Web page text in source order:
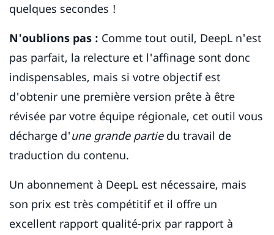
quelques secondes !
N'oublions pas : Comme tout outil, DeepL n'est
pas parfait, la relecture et l'affinage sont donc
indispensables, mais si votre objectif est
d'obtenir une première version prête à être
révisée par votre équipe régionale, cet outil vous
décharge d'une grande partiedu travail de
traduction du contenu.
Un abonnement à DeepL est nécessaire, mais
son prix est très compétitif et il offre un
excellent rapport qualité-prix par rapport à